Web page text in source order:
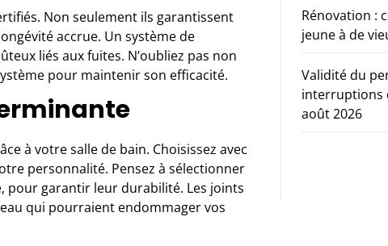
Non seulement ils garantissent
accrue. Un système de
liés aux fuites. N’oubliez pas non
pour maintenir son efficacité.
à votre salle de bain. Choisissez avec
personnalité. Pensez à sélectionner
pour garantir leur durabilité. Les joints
qui pourraient endommager vos
Rénovation :
jeune à de
Validité du
interruptions
août 2026